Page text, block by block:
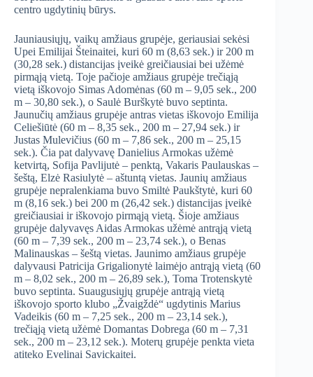
centro ugdytinių būrys.
Jauniausiųjų, vaikų amžiaus grupėje, geriausiai sekėsi
Upei Emilijai Šteinaitei, kuri 60 m (8,63 sek.) ir 200 m
(30,28 sek.) distancijas įveikė greičiausiai bei užėmė
pirmąją vietą. Toje pačioje amžiaus grupėje trečiąją
vietą iškovojo Simas Adomėnas (60 m – 9,05 sek., 200
m – 30,80 sek.), o Saulė Burškytė buvo septinta.
Jaunučių amžiaus grupėje antras vietas iškovojo Emilija
Celiešiūtė (60 m – 8,35 sek., 200 m – 27,94 sek.) ir
Justas Mulevičius (60 m – 7,86 sek., 200 m – 25,15
sek.). Čia pat dalyvavę Danielius Armokas užėmė
ketvirtą, Sofija Pavlijutė – penktą, Vakaris Paulauskas –
šeštą, Elzė Rasiulytė – aštuntą vietas. Jaunių amžiaus
grupėje nepralenkiama buvo Smiltė Paukštytė, kuri 60
m (8,16 sek.) bei 200 m (26,42 sek.) distancijas įveikė
greičiausiai ir iškovojo pirmąją vietą. Šioje amžiaus
grupėje dalyvavęs Aidas Armokas užėmė antrąją vietą
(60 m – 7,39 sek., 200 m – 23,74 sek.), o Benas
Malinauskas – šeštą vietas. Jaunimo amžiaus grupėje
dalyvausi Patricija Grigalionytė laimėjo antrąją vietą (60
m – 8,02 sek., 200 m – 26,89 sek.), Toma Trotenskytė
buvo septinta. Suaugusiųjų grupėje antrąją vietą
iškovojo sporto klubo „Žvaigždė“ ugdytinis Marius
Vadeikis (60 m – 7,25 sek., 200 m – 23,14 sek.),
trečiąją vietą užėmė Domantas Dobrega (60 m – 7,31
sek., 200 m – 23,12 sek.). Moterų grupėje penkta vieta
atiteko Evelinai Savickaitei.